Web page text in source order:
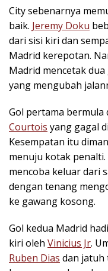
City sebenarnya
baik. Jeremy Doku
dari sisi kiri dan
Madrid kerepotan.
Madrid mencetak
yang mengubah
Gol pertama
Courtois yang gagal
Kesempatan itu
menuju kotak penalti.
mencoba keluar dari
dengan tenang
ke gawang kosong.
Gol kedua Madrid
kiri oleh Vinicius Jr.
Ruben Dias dan jatuh